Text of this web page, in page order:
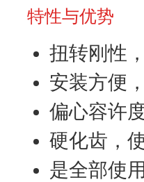
特性与优势
扭转刚性
安装方便
偏心容许
硬化齿，
是全部使